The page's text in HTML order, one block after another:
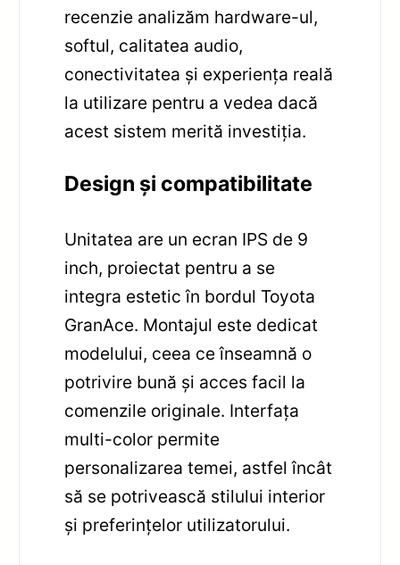
recenzie analizăm hardware-ul,
softul, calitatea audio,
conectivitatea și experiența reală
la utilizare pentru a vedea dacă
acest sistem merită investiția.
Design și compatibilitate
Unitatea are un ecran IPS de 9
inch, proiectat pentru a se
integra estetic în bordul Toyota
GranAce. Montajul este dedicat
modelului, ceea ce înseamnă o
potrivire bună și acces facil la
comenzile originale. Interfața
multi-color permite
personalizarea temei, astfel încât
să se potrivească stilului interior
și preferințelor utilizatorului.